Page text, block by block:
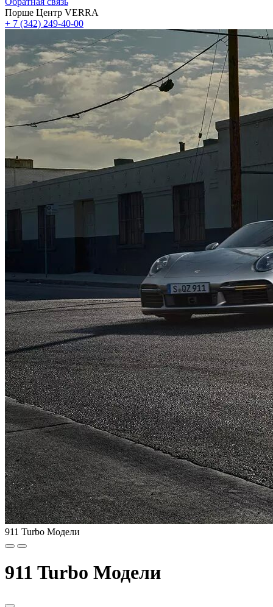
Порше Центр VERRA
+ 7 (342) 249-40-00
911 Turbo Модели
911 Turbo Модели